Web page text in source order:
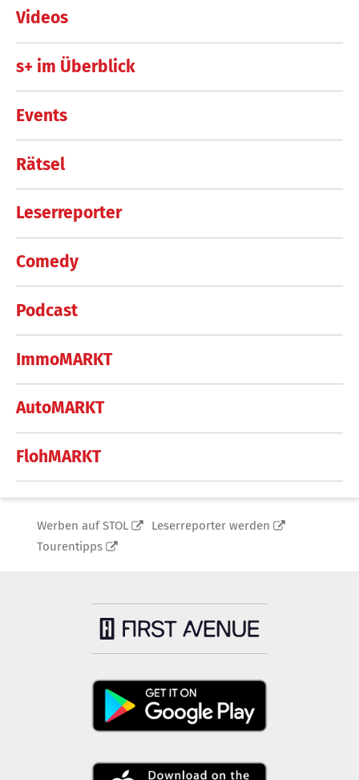
Videos
s+ im Überblick
Events
Rätsel
Leserreporter
Comedy
Podcast
ImmoMARKT
AutoMARKT
FlohMARKT
Werben auf STOL
Leserreporter werden
Tourentipps